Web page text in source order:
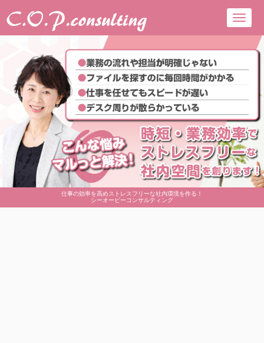
仕事の効率を高めストレスフリーな社内環境を作る！
シーオーピーコンサルティング